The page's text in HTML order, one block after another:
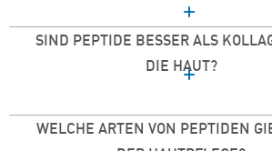
SIND PEPTIDE BESSER ALS
DIE HAUT?
WELCHE ARTEN VON PEPTIDEN